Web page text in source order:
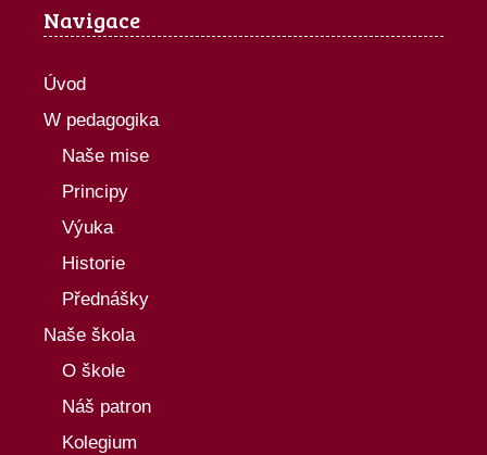
Navigace
Úvod
W pedagogika
Naše mise
Principy
Výuka
Historie
Přednášky
Naše škola
O škole
Náš patron
Kolegium